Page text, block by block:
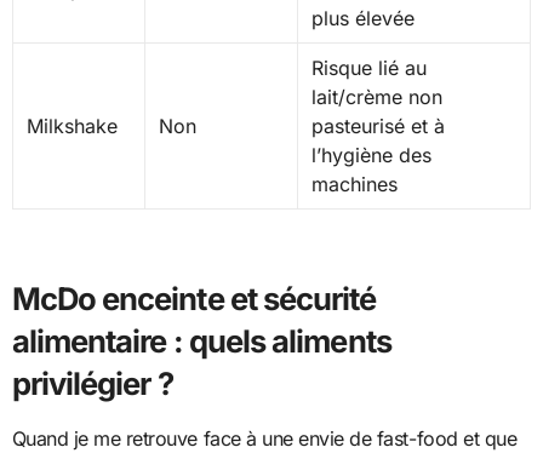
plus élevée
Milkshake Non
Risque lié au
lait/crème non
pasteurisé et à
l’hygiène des
machines
McDo enceinte et sécurité
alimentaire : quels aliments
privilégier ?
Quand je me retrouve face à une envie de fast-food et que